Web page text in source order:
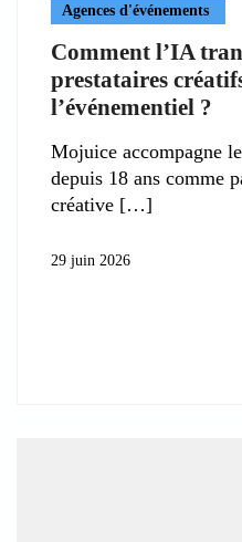
Agences d'événements
Comment l’IA
prestataires
l’événementiel ?
Mojuice accompagne
depuis 18 ans comme
créative
29 juin 2026